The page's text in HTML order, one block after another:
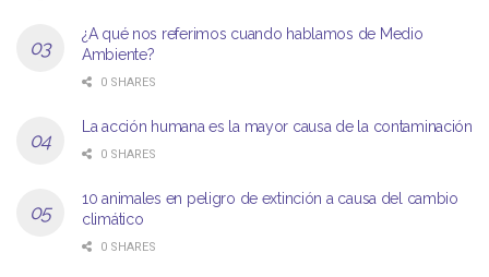
¿A qué nos referimos cuando hablamos de Medio
Ambiente?
0 SHARES
La acción humana es la mayor causa de la contaminación
0 SHARES
10 animales en peligro de extinción a causa del cambio
climático
0 SHARES